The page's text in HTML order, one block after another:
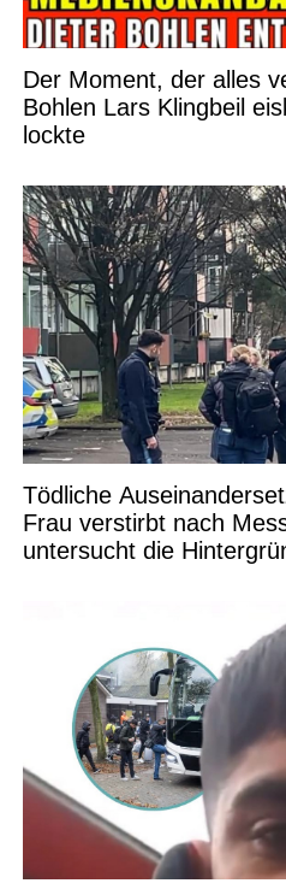
Der Moment, der alles
Bohlen Lars Klingbeil
lockte
Tödliche
Frau verstirbt nach
untersucht die